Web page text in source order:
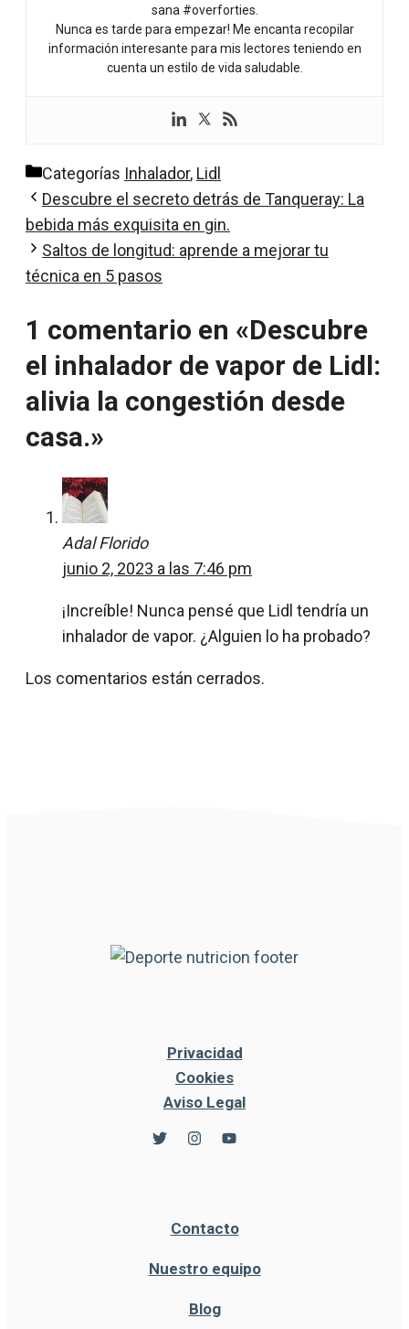
sana #overforties.
Nunca es tarde para empezar! Me encanta recopilar
información interesante para mis lectores teniendo en
cuenta un estilo de vida saludable.
Categorías Inhalador, Lidl
Descubre el secreto detrás de Tanqueray: La
bebida más exquisita en gin.
Saltos de longitud: aprende a mejorar tu
técnica en 5 pasos
1 comentario en «Descubre
el inhalador de vapor de Lidl:
alivia la congestión desde
casa.»
Adal Florido
junio 2, 2023 a las 7:46 pm
¡Increíble! Nunca pensé que Lidl tendría un
inhalador de vapor. ¿Alguien lo ha probado?
Los comentarios están cerrados.
Privacidad
Cookies
Aviso Legal
Contacto
Nuestro equipo
Blog